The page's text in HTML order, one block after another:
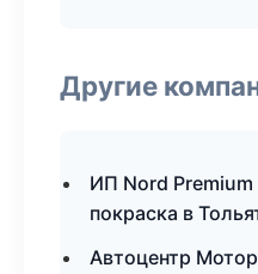
Другие
ИП Nord
покраска в
Автоцентр